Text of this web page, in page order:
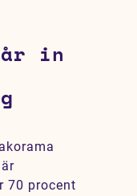
in
70 procent